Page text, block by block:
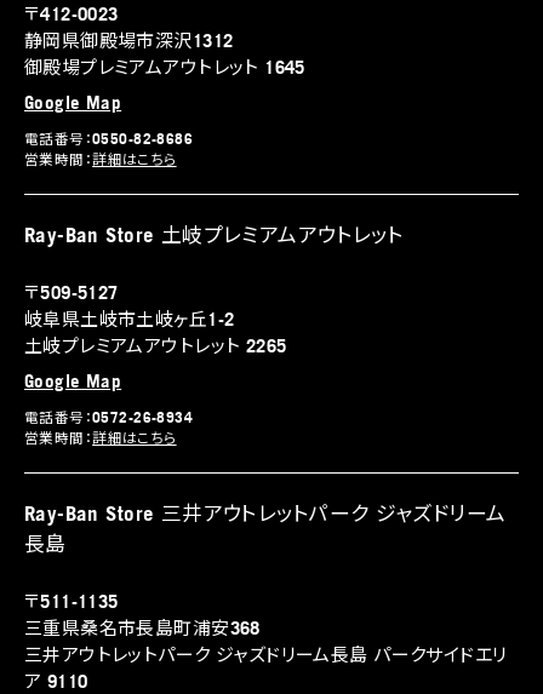
〒412-0023
静岡県御殿場市深沢1312
御殿場プレミアムアウトレット 1645
Google Map
電話番号：0550-82-8686
営業時間：詳細はこちら
Ray-Ban Store 土岐プレミアムアウトレット
〒509-5127
岐阜県土岐市土岐ヶ丘1-2
土岐プレミアムアウトレット 2265
Google Map
電話番号：0572-26-8934
営業時間：詳細はこちら
Ray-Ban Store 三井アウトレットパーク ジャズドリーム
長島
〒511-1135
三重県桑名市長島町浦安368
三井アウトレットパーク ジャズドリーム長島 パークサイドエリ
ア 9110